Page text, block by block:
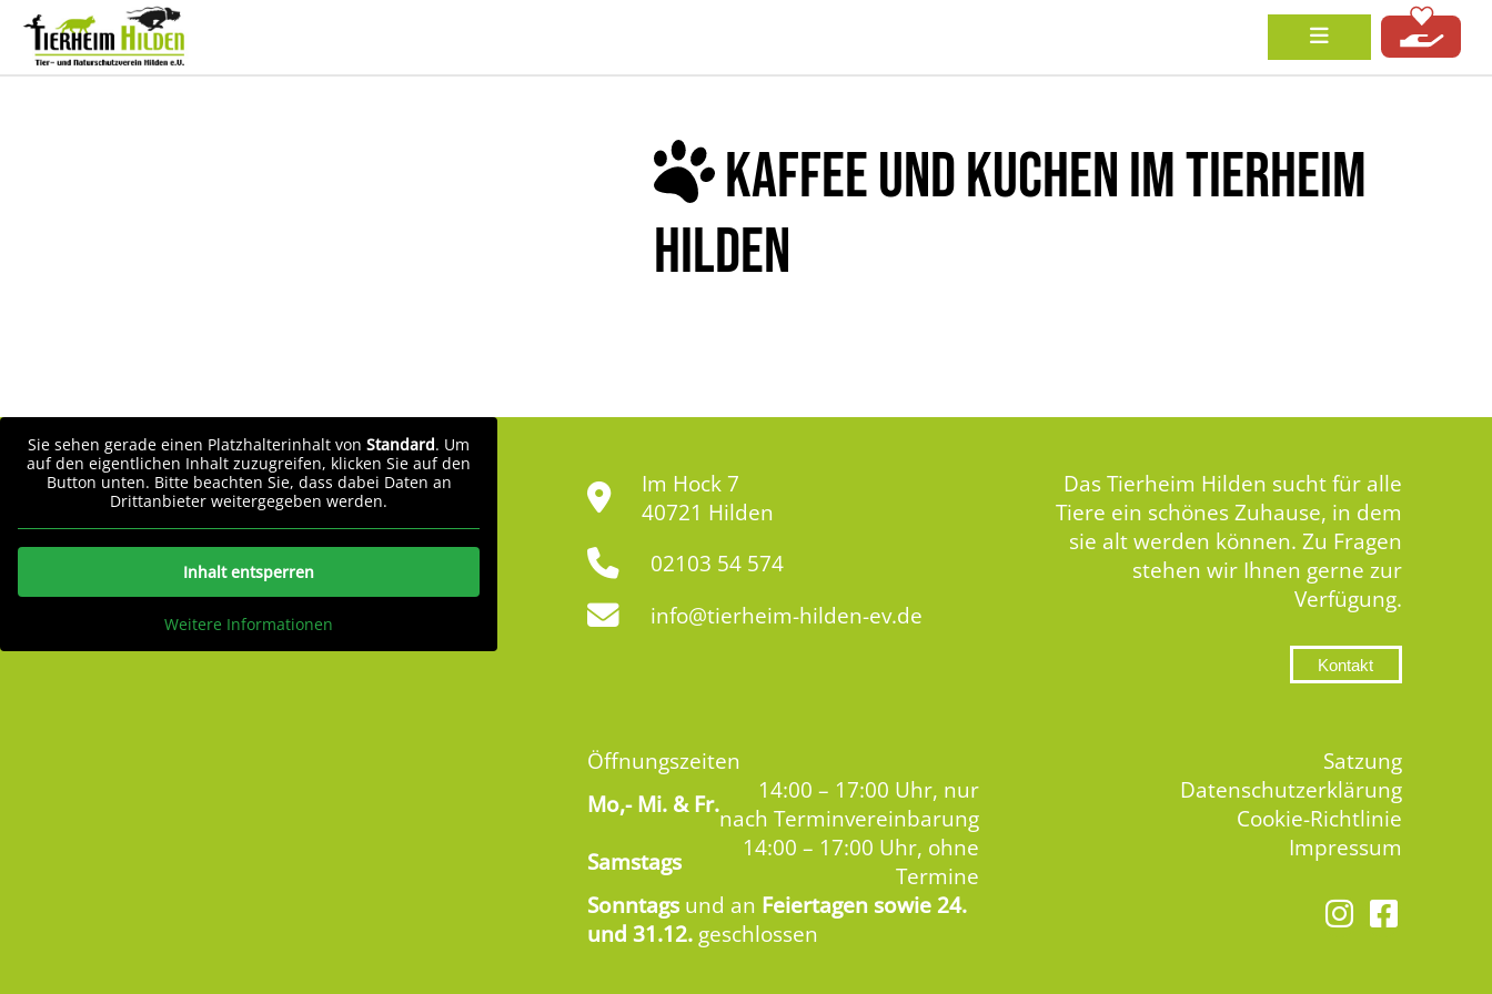
KAFFEE UND KUCHEN IM TIERHEIM
HILDEN
Sie sehen gerade einen Platzhalterinhalt von Standard. Um
auf den eigentlichen Inhalt zuzugreifen, klicken Sie auf den
Button unten. Bitte beachten Sie, dass dabei Daten an
Drittanbieter weitergegeben werden.
Inhalt entsperren
Weitere Informationen
Im Hock 7
40721 Hilden
02103 54 574
info@tierheim-hilden-ev.de
Das Tierheim Hilden sucht für alle
Tiere ein schönes Zuhause, in dem
sie alt werden können. Zu Fragen
stehen wir Ihnen gerne zur
Verfügung.
Kontakt
Öffnungszeiten
Mo,-Mi. & Fr.
14:00 – 17:00 Uhr, nur
nach Terminvereinbarung
Samstags
14:00 – 17:00 Uhr, ohne
Termine
Sonntags und an Feiertagen sowie 24.
und 31.12. geschlossen
Satzung
Datenschutzerklärung
Cookie-Richtlinie
Impressum